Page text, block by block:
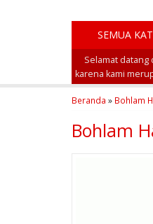
SEMUA
Selamat
karena kami
Beranda » Bohlam
Bohlam